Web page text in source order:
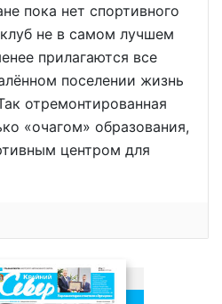
пока нет спортивного
не в самом лучшем
прилагаются все
поселении жизнь
отремонтированная
«очагом» образования,
центром для